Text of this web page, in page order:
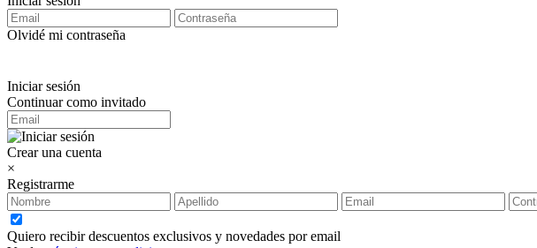
Olvidé mi contraseña
Iniciar sesión
Continuar como invitado
Crear una cuenta
×
Registrarme
Quiero recibir descuentos exclusivos y novedades por email